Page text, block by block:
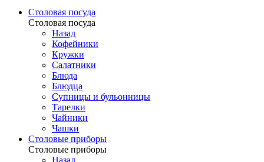
Столовая посуда
Столовая посуда
Назад
Кофейники
Кружки
Салатники
Блюда
Блюдца
Супницы и бульонницы
Тарелки
Чайники
Чашки
Cтоловые приборы
Cтоловые приборы
Назад